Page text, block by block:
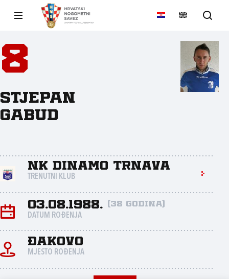
8
Stjepan
Gabud
NK Dinamo Trnava
TRENUTNI KLUB
03.08.1988. (38 godina)
DATUM ROĐENJA
Đakovo
MJESTO ROĐENJA